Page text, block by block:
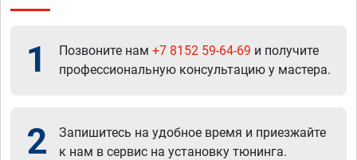
1 Позвоните нам +7 8152 59-64-69 и получите
профессиональную консультацию у мастера.
2
Запишитесь на удобное время и приезжайте
к нам в сервис на установку тюнинга.